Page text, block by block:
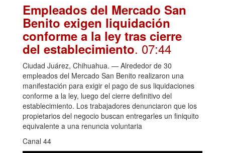
Empleados del Mercado San
Benito exigen liquidación
conforme a la ley tras cierre
del establecimiento. 07:44
Ciudad Juárez, Chihuahua. — Alrededor de 30
empleados del Mercado San Benito realizaron una
manifestación para exigir el pago de sus liquidaciones
conforme a la ley, luego del cierre definitivo del
establecimiento. Los trabajadores denunciaron que los
propietarios del negocio buscan entregarles un finiquito
equivalente a una renuncia voluntaria
Canal 44